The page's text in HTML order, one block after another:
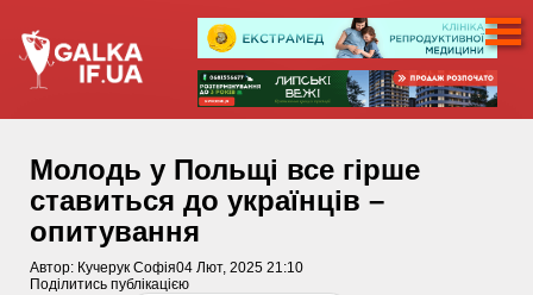
Молодь у Польщі все гірше
ставиться до українців –
опитування
Автор: Кучерук Софія04 Лют, 2025 21:10
Поділитись публікацією